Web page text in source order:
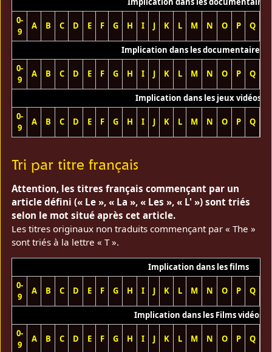
0-
9
A B C D E F G H I J K L M N O P Q
Implication dans les documentaires
0-
9
A B C D E F G H I J K L M N O P Q
Implication dans les jeux vidéos
0-
9
A B C D E F G H I J K L M N O P Q
Tri par titre français
Attention, les titres français commençant par un
article défini (« Le », « La », « Les », « L' ») sont triés
selon le mot situé après cet article.
Les titres originaux non traduits commençant par « The »
sont triés à la lettre « T ».
Implication dans les films
0-
9
A B C D E F G H I J K L M N O P Q
Implication dans les Films vidéos
0-
9
A B C D E F G H I J K L M N O P Q